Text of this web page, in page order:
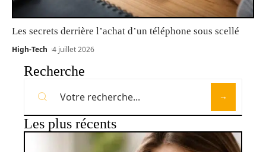
Les secrets derrière l’achat d’un téléphone sous scellé
High-Tech 4 juillet 2026
Recherche
Les plus récents